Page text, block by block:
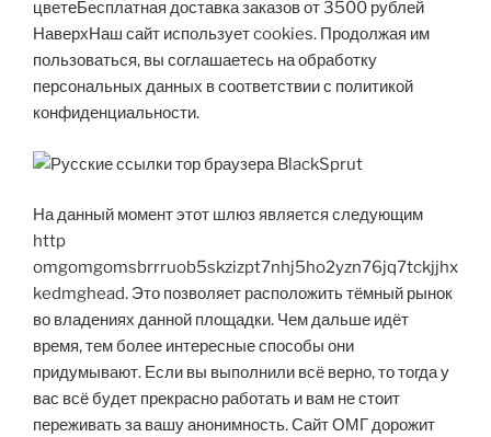
цветеБесплатная доставка заказов от 3500 рублей
НаверхНаш сайт использует cookies. Продолжая им
пользоваться, вы соглашаетесь на обработку
персональных данных в соответствии с политикой
конфиденциальности.
На данный момент этот шлюз является следующим
http
omgomgomsbrrruob5skzizpt7nhj5ho2yzn76jq7tckjjhx
kedmghead. Это позволяет расположить тёмный рынок
во владениях данной площадки. Чем дальше идёт
время, тем более интересные способы они
придумывают. Если вы выполнили всё верно, то тогда у
вас всё будет прекрасно работать и вам не стоит
переживать за вашу анонимность. Сайт ОМГ дорожит